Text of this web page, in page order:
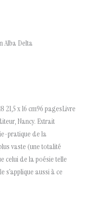
Alba Delta
21,5 x 16 cm96 pagesLivre
Nancy. Extrait
pratique de la
vaste (une totalité
celui de la poésie telle
s’applique aussi à ce